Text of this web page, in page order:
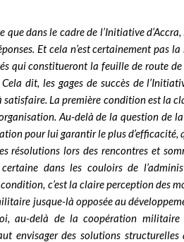
que dans le cadre de l’Initiative
Et cela n’est certainement pas
qui constitueront la feuille de route de
dit, les gages de succès de
satisfaire. La première condition est la
Au-delà de la question de
pour lui garantir le plus d’efficacité,
résolutions lors des rencontres et
dans les couloirs de
c’est la claire perception des
jusque-là opposée au
au-delà de la coopération
envisager des solutions